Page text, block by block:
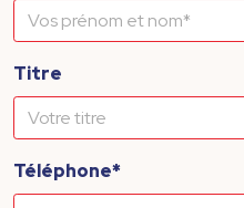
Titre
Téléphone*